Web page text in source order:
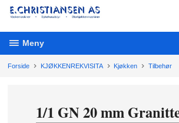
Gå
innholdet
Meny
Forside KJØKKENREKVISITA Kjøkken Tilbehør
1/1 GN 20 mm